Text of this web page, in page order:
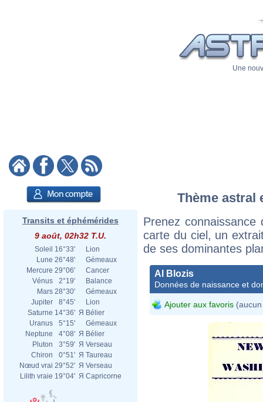
Une
Transits et éphémérides
9 août, 02h32 T.U.
Soleil 16°33'
Lion
Lune 26°48'
Gémeaux
Mercure 29°06'
Cancer
Vénus
2°19'
Balance
Mars 28°30'
Gémeaux
Jupiter
8°45'
Lion
Saturne 14°36' Я Bélier
Uranus
5°15'
Gémeaux
Neptune
4°08' Я Bélier
Pluton
3°59' Я Verseau
Chiron
0°51' Я Taureau
Nœud vrai 29°52' Я Verseau
Lilith vraie 19°04' Я Capricorne
Thème astral
Prenez
carte du ciel, un
de ses dominantes
Al Blozis
Données de naissance et
Ajouter aux favoris